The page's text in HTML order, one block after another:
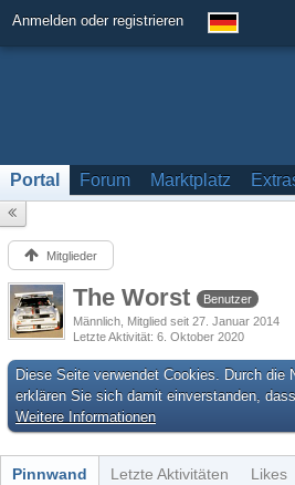
Anmelden oder registrieren
Portal Forum Marktplatz
Mitglieder
The Worst
Benutzer
Männlich Mitglied seit 27. Januar 2014
Letzte Aktivität 6. Oktober 2020
Diese Seite verwendet Cookies. Durch die
erklären Sie sich damit einverstanden,
Weitere Informationen
Pinnwand Letzte Aktivitäten Likes